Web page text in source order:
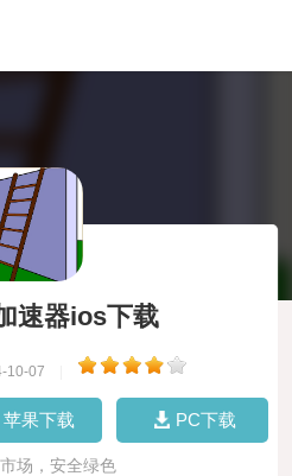
速器ios下载
10-07
苹果下载 PC下载
场，安全绿色